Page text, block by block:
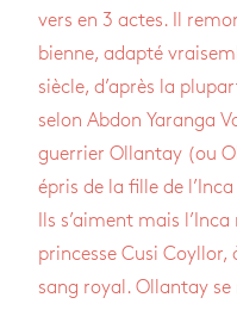
vers en 3 actes. Il
bienne, adapté
siècle, d’après la
selon Abdon Yaranga
guer­rier Ollan­tay (ou
épris de la fille de
Ils s’aiment mais
prin­cesse Cusi Coyl­lor,
sang royal. Ollan­tay